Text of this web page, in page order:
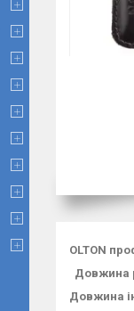
OLTON
Довжина
Довжина